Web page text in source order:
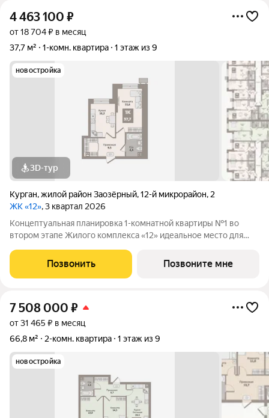
4 463 100 ₽
от 18 704 ₽ в месяц
37,7 м²
1-комн. квартира 1 этаж из 9
новостройка
3D-тур
Курган,жилой район Заозёрный,12-й микрорайон, 2
ЖК «12», 3 квартал 2026
Концептуальная планировка 1-комнатной квартиры №1 во
втором этапе Жилого комплекса «12» идеальное место для
просторная кухня-гостиная (10,2м2), функциональная
гардеробная, . В квартире высокие
Позвонить Позвоните мне
7 508 000 ₽
от 31 465 ₽ в месяц
66,8 м²
2-комн. квартира 1 этаж из 9
новостройка